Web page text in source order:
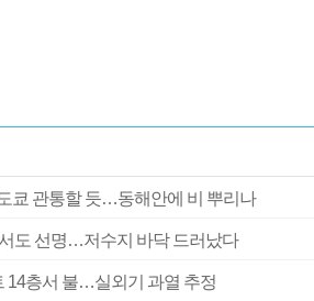
쿄 관통할 듯…동해안에 비 뿌리나
도 선명…저수지 바닥 드러났다
14층서 불…실외기 과열 추정